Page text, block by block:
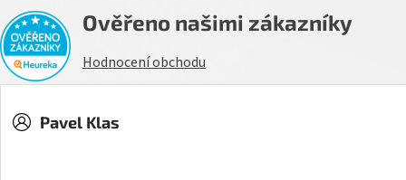
Ověřeno našimi zákazníky
Hodnocení obchodu
Pavel Klas